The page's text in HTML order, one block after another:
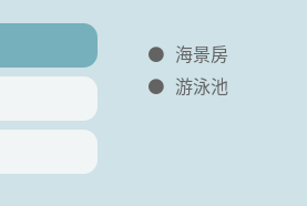
海景房
游泳池